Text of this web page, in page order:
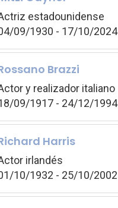
estadounidense
09/1930 - 17/10/2024
Brazzi
y realizador italiano
09/1917 - 24/12/1994
Harris
irlandés
10/1932 - 25/10/2002